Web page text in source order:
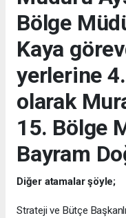
Bölge
Kaya
yerlerine
olarak
15. Bölge
Bayram
Diğer atamalar şöyle;
Strateji ve Bütçe